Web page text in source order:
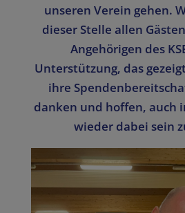
unseren Verein gehen.
dieser Stelle allen
Angehörigen des
Unterstützung, das
ihre
danken und hoffen, auch
wieder dabei sein